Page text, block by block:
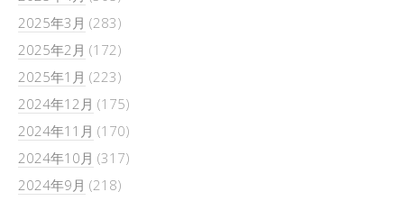
2025年3月 (283)
2025年2月 (172)
2025年1月 (223)
2024年12月 (175)
2024年11月 (170)
2024年10月 (317)
2024年9月 (218)